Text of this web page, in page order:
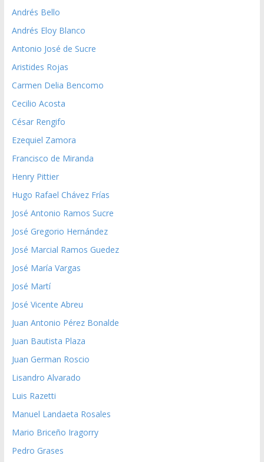
Andrés Bello
Andrés Eloy Blanco
Antonio José de Sucre
Aristides Rojas
Carmen Delia Bencomo
Cecilio Acosta
César Rengifo
Ezequiel Zamora
Francisco de Miranda
Henry Pittier
Hugo Rafael Chávez Frías
José Antonio Ramos Sucre
José Gregorio Hernández
José Marcial Ramos Guedez
José María Vargas
José Martí
José Vicente Abreu
Juan Antonio Pérez Bonalde
Juan Bautista Plaza
Juan German Roscio
Lisandro Alvarado
Luis Razetti
Manuel Landaeta Rosales
Mario Briceño Iragorry
Pedro Grases